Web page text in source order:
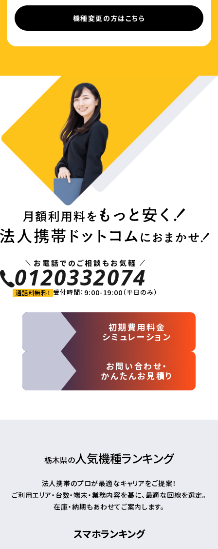
機種変更の方はこちら
お電話でのご相談もお気軽
0120332074
通話料無料！ 受付時間： 9:00-19:00（平日のみ）
初期費用料金
シミュレーション
お問い合わせ・
かんたんお見積り
栃木県の人気機種ランキング
法人携帯のプロが最適なキャリアをご提案！
ご利用エリア・台数・端末・業務内容を基に、最適な回線を選定。
在庫・納期もあわせてご案内します。
スマホランキング